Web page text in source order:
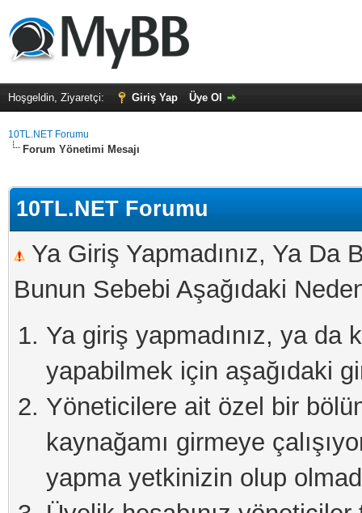
Hoşgeldin, Ziyaretçi: Giriş Yap Üye Ol
10TL.NET Forumu
Forum Yönetimi Mesajı
10TL.NET Forumu
Ya Giriş Yapmadınız, Ya
Bunun Sebebi Aşağıdaki
Ya giriş yapmadınız, ya da
yapabilmek için aşağıdaki
Yöneticilere ait özel bir
kaynağamı girmeye
yapma yetkinizin olup